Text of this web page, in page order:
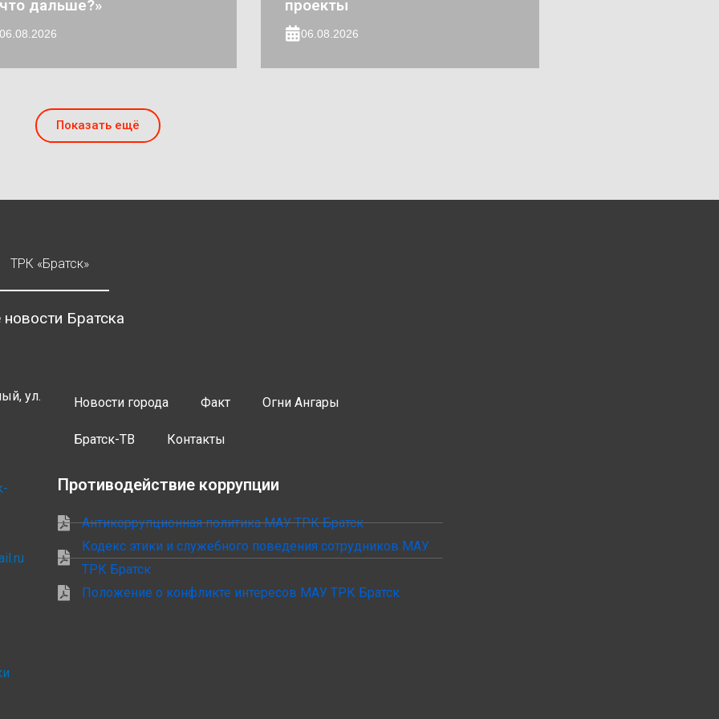
дальше?»
06.08.2026
проекты
06.08.2026
Показать ещё
ТРК «Братск»
новости Братска
ул.
Новости города Факт Огни Ангары
Братск-ТВ Контакты
Противодействие коррупции
Антикоррупционная политика МАУ ТРК Братск
Кодекс этики и служебного поведения сотрудников МАУ
ТРК Братск
Положение о конфликте интересов МАУ ТРК Братск